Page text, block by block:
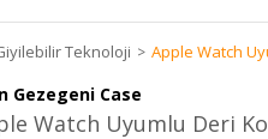
Teknoloji Apple Watch
Gezegeni Case
Watch Uyumlu Deri